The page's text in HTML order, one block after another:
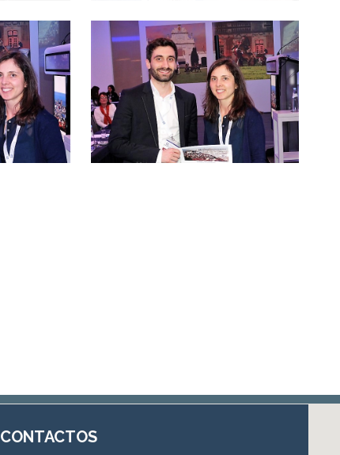
CONTACTOS